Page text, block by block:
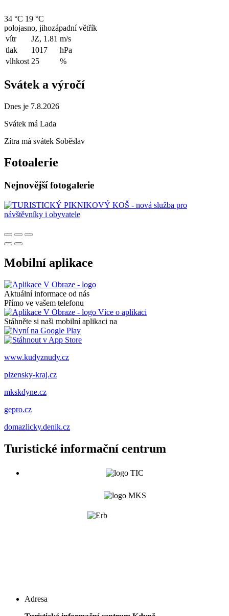
34 °C 19 °C
polojasno, jihozápadní větřík
vítr
JZ, 1.81 m/s
tlak
1017
hPa
vlhkost 25 %
Svátek a výročí
Dnes je 7.8.2026
Svátek má Lada
Zítra má svátek Soběslav
Fotoalerie
Nejnovější fotogalerie
Mobilní aplikace
Aktuální informace od nás
Přímo ve vašem telefonu
Více o aplikaci
Stáhněte si naši mobilní aplikaci na
www.kudyznudy.cz
plzensky-kraj.cz
mkskdyne.cz
gepro.cz
domazlicky.denik.cz
Turistické informační centrum
Adresa